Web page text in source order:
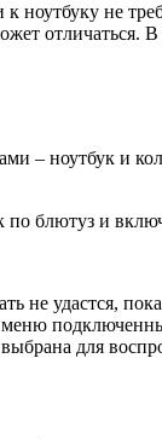
ноутбуку не
отличаться.
– ноутбук и
блютуз и
не удастся,
меню
для